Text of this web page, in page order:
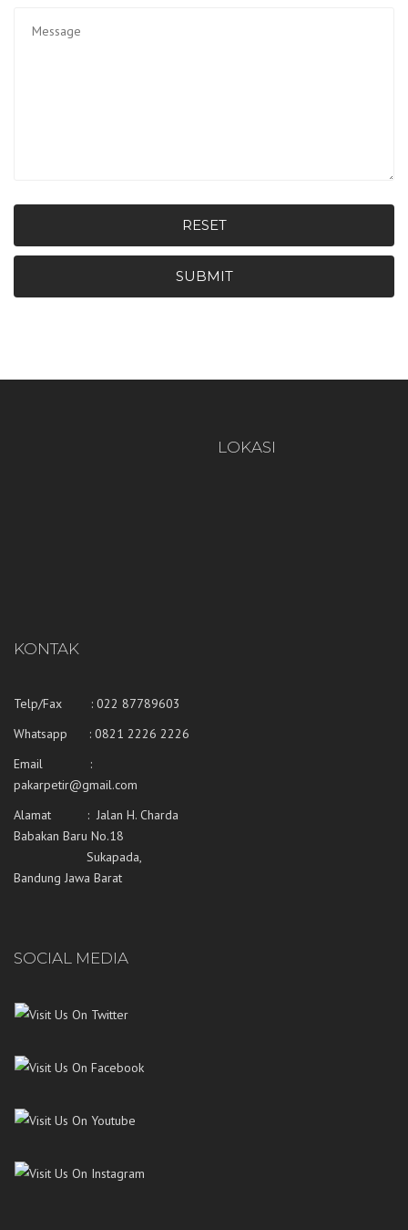
RESET
SUBMIT
LOKASI
KONTAK
Telp/Fax : 022 87789603
Whatsapp : 0821 2226 2226
Email :
pakarpetir@gmail.com
Alamat : Jalan H. Charda
Babakan Baru No.18
Sukapada,
Bandung Jawa Barat
SOCIAL MEDIA